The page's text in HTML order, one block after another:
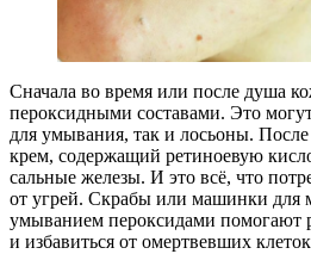
Сначала во время или после душа
пероксидными составами. Это
для умывания, так и лосьоны.
крем, содержащий ретиноевую
сальные железы. И это всё, что
от угрей. Скрабы или машинки для
умыванием пероксидами помогают
и избавиться от омертвевших